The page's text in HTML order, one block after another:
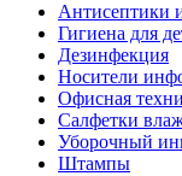
Антисептики
Гигиена для
Дезинфекция
Носители
Офисная
Салфетки
Уборочный
Штампы